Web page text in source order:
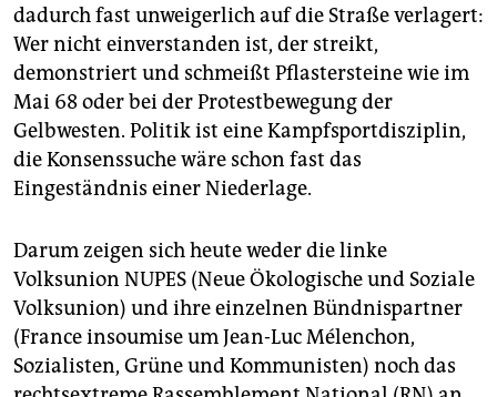
dadurch fast unweigerlich auf die Straße verlagert:
Wer nicht einverstanden ist, der streikt,
demonstriert und schmeißt Pflastersteine wie im
Mai 68 oder bei der Protestbewegung der
Gelbwesten. Politik ist eine Kampfsportdisziplin,
die Konsenssuche wäre schon fast das
Eingeständnis einer Niederlage.
Darum zeigen sich heute weder die linke
Volksunion NUPES (Neue Ökologische und Soziale
Volksunion) und ihre einzelnen Bündnispartner
(France insoumise um Jean-Luc Mélenchon,
Sozialisten, Grüne und Kommunisten) noch das